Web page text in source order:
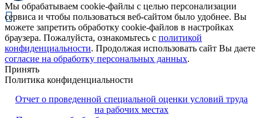
Мы обрабатываем cookie-файлы с целью персонализации
сервиса и чтобы пользоваться веб-сайтом было удобнее. Вы
можете запретить обработку cookie-файлов в настройках
браузера. Пожалуйста, ознакомьтесь с политикой
конфиденциальности. Продолжая использовать сайт Вы даете
согласие на обработку персональных данных.
Принять
Политика конфиденциальности
Отчет о проведенной специальной оценки условий труда
на рабочих местах